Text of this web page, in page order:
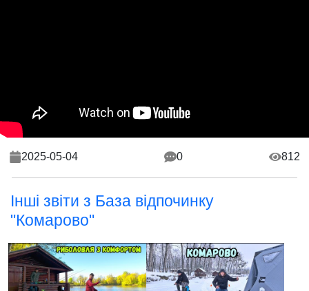
2025-05-04 0 812
Інші звіти з База відпочинку
"Комарово"